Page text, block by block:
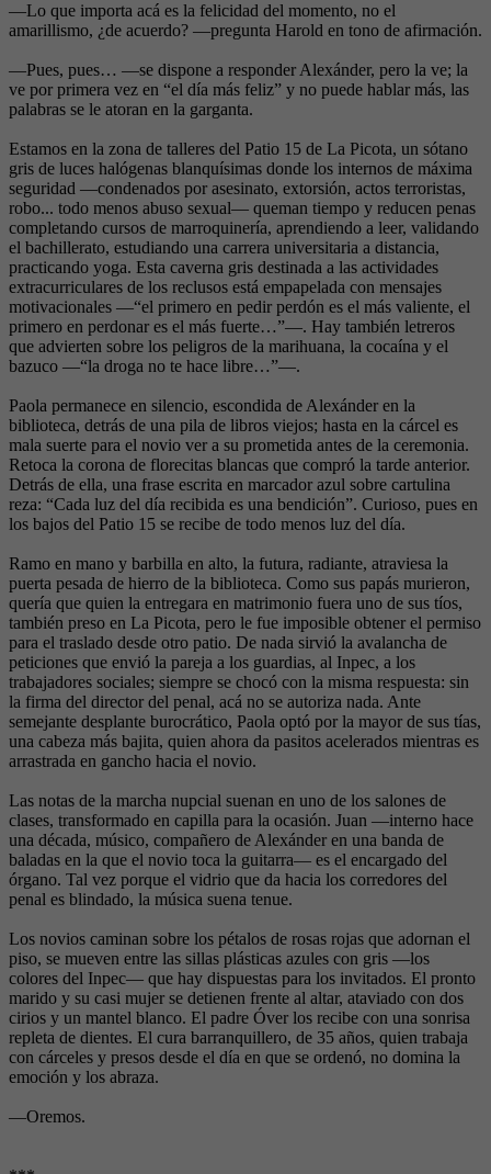
—Lo que importa acá es la felicidad del momento, no el
amarillismo, ¿de acuerdo? —pregunta Harold en tono de afirmación.
—Pues, pues… —se dispone a responder Alexánder, pero la ve; la
ve por primera vez en “el día más feliz” y no puede hablar más, las
palabras se le atoran en la garganta.
Estamos en la zona de talleres del Patio 15 de La Picota, un sótano
gris de luces halógenas blanquísimas donde los internos de máxima
seguridad —condenados por asesinato, extorsión, actos terroristas,
robo... todo menos abuso sexual— queman tiempo y reducen penas
completando cursos de marroquinería, aprendiendo a leer, validando
el bachillerato, estudiando una carrera universitaria a distancia,
practicando yoga. Esta caverna gris destinada a las actividades
extracurriculares de los reclusos está empapelada con mensajes
motivacionales —“el primero en pedir perdón es el más valiente, el
primero en perdonar es el más fuerte…”—. Hay también letreros
que advierten sobre los peligros de la marihuana, la cocaína y el
bazuco —“la droga no te hace libre…”—.
Paola permanece en silencio, escondida de Alexánder en la
biblioteca, detrás de una pila de libros viejos; hasta en la cárcel es
mala suerte para el novio ver a su prometida antes de la ceremonia.
Retoca la corona de florecitas blancas que compró la tarde anterior.
Detrás de ella, una frase escrita en marcador azul sobre cartulina
reza: “Cada luz del día recibida es una bendición”. Curioso, pues en
los bajos del Patio 15 se recibe de todo menos luz del día.
Ramo en mano y barbilla en alto, la futura, radiante, atraviesa la
puerta pesada de hierro de la biblioteca. Como sus papás murieron,
quería que quien la entregara en matrimonio fuera uno de sus tíos,
también preso en La Picota, pero le fue imposible obtener el permiso
para el traslado desde otro patio. De nada sirvió la avalancha de
peticiones que envió la pareja a los guardias, al Inpec, a los
trabajadores sociales; siempre se chocó con la misma respuesta: sin
la firma del director del penal, acá no se autoriza nada. Ante
semejante desplante burocrático, Paola optó por la mayor de sus tías,
una cabeza más bajita, quien ahora da pasitos acelerados mientras es
arrastrada en gancho hacia el novio.
Las notas de la marcha nupcial suenan en uno de los salones de
clases, transformado en capilla para la ocasión. Juan —interno hace
una década, músico, compañero de Alexánder en una banda de
baladas en la que el novio toca la guitarra— es el encargado del
órgano. Tal vez porque el vidrio que da hacia los corredores del
penal es blindado, la música suena tenue.
Los novios caminan sobre los pétalos de rosas rojas que adornan el
piso, se mueven entre las sillas plásticas azules con gris —los
colores del Inpec— que hay dispuestas para los invitados. El pronto
marido y su casi mujer se detienen frente al altar, ataviado con dos
cirios y un mantel blanco. El padre Óver los recibe con una sonrisa
repleta de dientes. El cura barranquillero, de 35 años, quien trabaja
con cárceles y presos desde el día en que se ordenó, no domina la
emoción y los abraza.
—Oremos.